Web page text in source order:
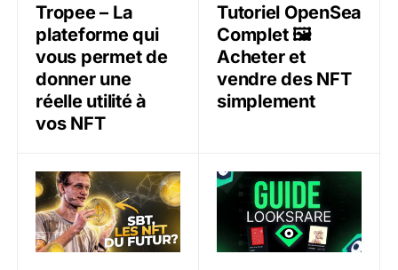
Tropee – La
plateforme qui
vous permet de
donner une
réelle utilité à
vos NFT
Tutoriel OpenSea
Complet 🖼️
Acheter et
vendre des NFT
simplement
Soulbound Tokens (SBT) – Vitalik Buterin annonce
Tutoriel complet sur la